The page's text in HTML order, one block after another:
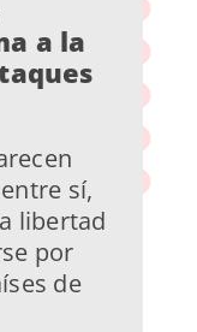
a la
sí,
libertad
por
de